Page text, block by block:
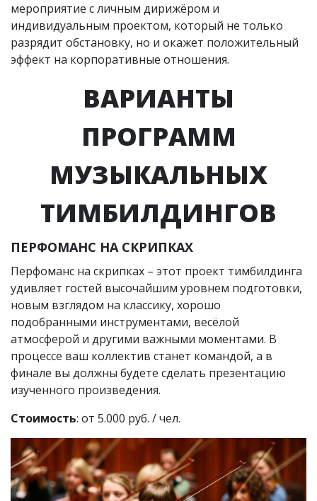
мероприятие с личным дирижёром и
индивидуальным проектом, который не только
разрядит обстановку, но и окажет положительный
эффект на корпоративные отношения.
ВАРИАНТЫ
ПРОГРАММ
МУЗЫКАЛЬНЫХ
ТИМБИЛДИНГОВ
ПЕРФОМАНС НА СКРИПКАХ
Перфоманс на скрипках – этот проект тимбилдинга
удивляет гостей высочайшим уровнем подготовки,
новым взглядом на классику, хорошо
подобранными инструментами, весёлой
атмосферой и другими важными моментами. В
процессе ваш коллектив станет командой, а в
финале вы должны будете сделать презентацию
изученного произведения.
Стоимость: от 5.000 руб. / чел.